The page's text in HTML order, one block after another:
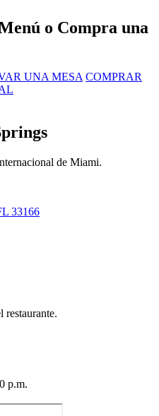
o Compra una
UNA MESA COMPRAR
de Miami.
33166
restaurante.
p.m.